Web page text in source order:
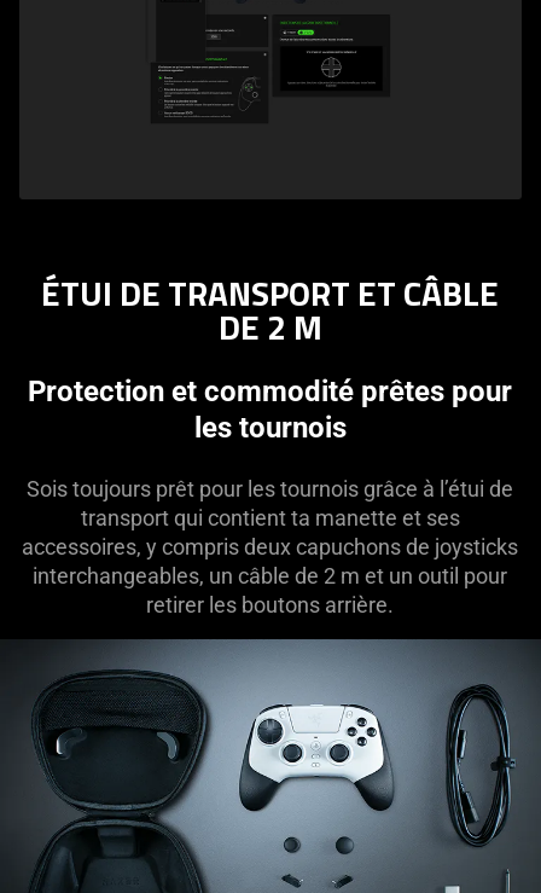
ÉTUI DE TRANSPORT ET CÂBLE
DE 2 M
Protection et commodité prêtes pour
les tournois
Sois toujours prêt pour les tournois grâce à l’étui de
transport qui contient ta manette et ses
accessoires, y compris deux capuchons de joysticks
interchangeables, un câble de 2 m et un outil pour
retirer les boutons arrière.